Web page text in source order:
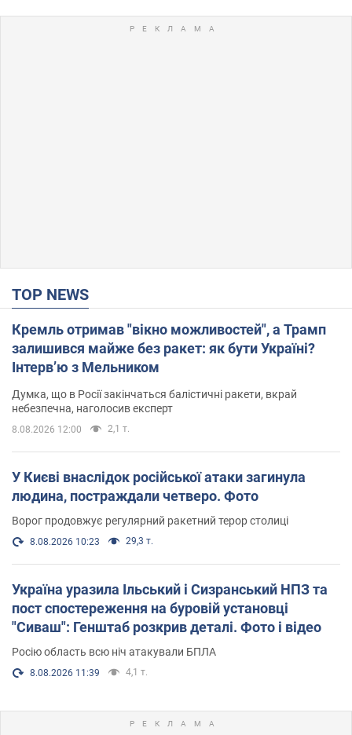
TOP NEWS
Кремль отримав "вікно можливостей", а Трамп
залишився майже без ракет: як бути Україні?
Інтерв’ю з Мельником
Думка, що в Росії закінчаться балістичні ракети, вкрай
небезпечна, наголосив експерт
8.08.2026 12:00 2,1 т.
У Києві внаслідок російської атаки загинула
людина, постраждали четверо. Фото
Ворог продовжує регулярний ракетний терор столиці
8.08.2026 10:23 29,3 т.
Україна уразила Ільський і Сизранський НПЗ та
пост спостереження на буровій установці
"Сиваш": Генштаб розкрив деталі. Фото і відео
Росію область всю ніч атакували БПЛА
8.08.2026 11:39 4,1 т.